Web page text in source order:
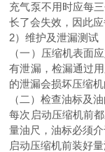
充气泵不用时应每
长了会失效，因此应
2）维护及泄漏测试
（一）压缩机表面
有泄漏，检漏通过
的泄漏会损坏压缩机
（二）检查油标及
每次启动压缩机前
量油尺，油标必须
启动压缩机前装好量